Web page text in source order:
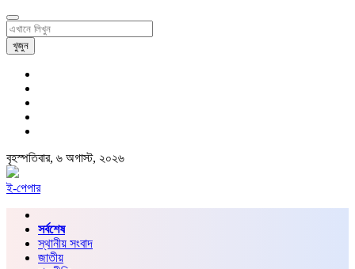
খুজুন
বৃহস্পতিবার, ৬ অগাস্ট, ২০২৬
ই-পেপার
সর্বশেষ
স্থানীয় সংবাদ
জাতীয়